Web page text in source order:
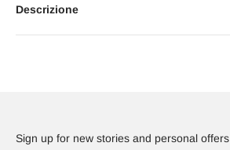
Descrizione
Sign up for new stories and personal offers